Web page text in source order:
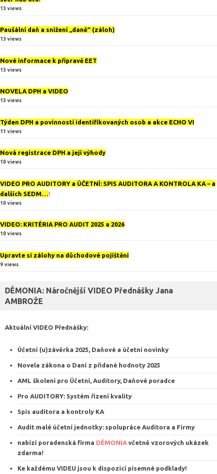
13 views
Paušální daň a snížení „daně“ (záloh)
13 views
Nové informace k přípravě EET
13 views
NOVELA DPH a VIDEO
13 views
Týden DPH a povinnosti identifikovaných osob a akce ECHO VI
11 views
Nová registrace DPH a její výhody
10 views
VIDEO PRO AUDITORY a ÚČETNÍ: SPIS AUDITORA A KONTROLA KA – a
dalších SEDM… !
10 views
VIDEO: KRITÉRIA PRO AUDIT 2025 a 2026
10 views
Upravte si zálohy na důchodové pojištění
9 views
DÉMONIA: Náročnější VIDEO Přednášky Jana
AMBROŽE
Aktuální VIDEO Přednášky:
Účetní (u)závěrka 2025, Daňové a účetní novinky
Novela zákona o Dani z přidané hodnoty 2025
AML školení pro Účetní, Auditory, Daňové poradce
Pro AUDITORY: Systém řízení kvality
Spis auditora a kontroly KA
Audit malé účetní jednotky: spolupráce Auditora a Firmy
nabízí poradenská firma DÉMONIA včetně vzorových ukázek
zdarma!
Ke každému VIDEU jsou k dispozici písemné podklady!